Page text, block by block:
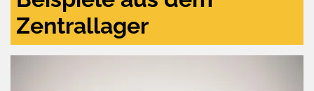
Zentrallager